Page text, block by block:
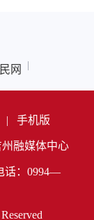
网 |
| 手机版
融媒体中心
话：0994—